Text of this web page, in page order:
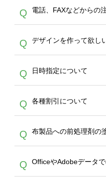
30枚以上やシ
は、サポート
やタンブラー
作する数量が
サービスより
す。
A
ドできるデー
PDF 形式にな
写真などもア
い画像はエラ
らの直接入稿
し、デザイン
い）
Q 電話、FAXなどからの
A
文のみ受け付
作をお考えの
スをご利用頂
でご注文が可
Q デザインを作って欲し
A
を作って欲し
30個以上であ
バッグコンシェ
ビスをご利用
は、デザイン
Q 日時指定について
A
ん。発送後18
メールでお知
者にご連絡い
Q 各種割引について
A
カート内で自
ます。 【付与
イントとして
ント＝1円とし
トは発送完了
Q 布製品への前処理剤の
A
意点（前処理
ワイト、トー
Q OfficeやAdobeデータ